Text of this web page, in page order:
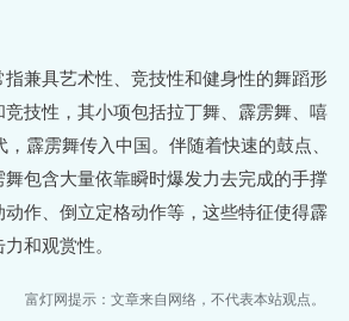
兼具艺术性、竞技性和健身性的舞蹈形
技性，其小项包括拉丁舞、霹雳舞、嘻
霹雳舞传入中国。伴随着快速的鼓点、
包含大量依靠瞬时爆发力去完成的手撑
作、倒立定格动作等，这些特征使得霹
和观赏性。
富灯网提示：文章来自网络，不代表本站观点。